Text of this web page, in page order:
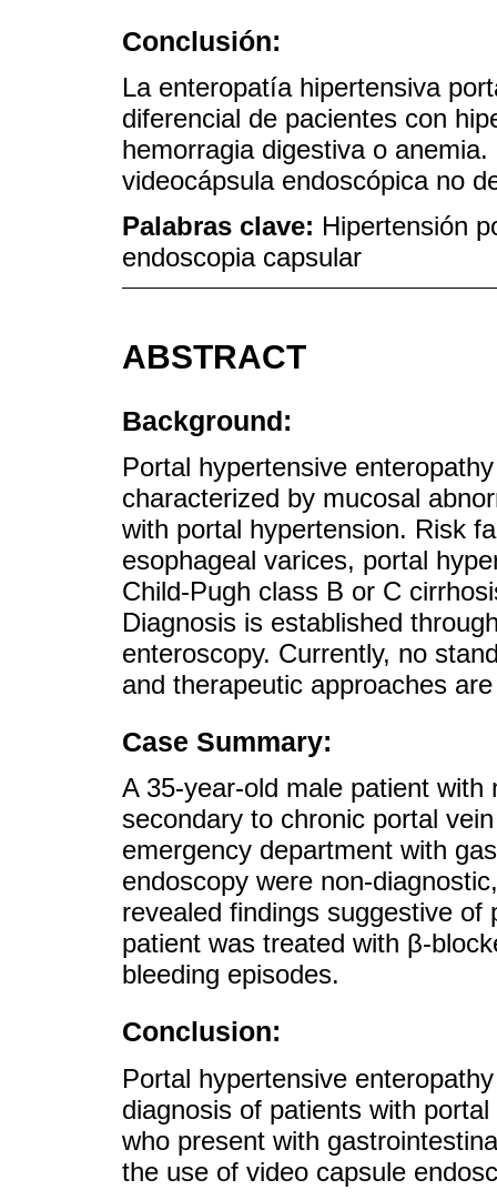
Conclusión:
La enteropatía hipertensiva
diferencial de pacientes con
hemorragia digestiva o
videocápsula endoscópica no
Palabras clave: Hipertensión
endoscopia capsular
ABSTRACT
Background:
Portal hypertensive
characterized by mucosal
with portal hypertension. Risk
esophageal varices, portal
Child-Pugh class B or C
Diagnosis is established
enteroscopy. Currently, no
and therapeutic approaches
Case Summary:
A 35-year-old male patient
secondary to chronic portal
emergency department with
endoscopy were non-
revealed findings suggestive
patient was treated with β-
bleeding episodes.
Conclusion:
Portal hypertensive
diagnosis of patients with
who present with
the use of video capsule